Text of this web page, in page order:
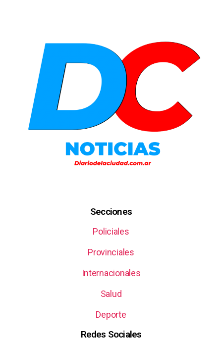
Secciones
Policiales
Provinciales
Internacionales
Salud
Deporte
Redes Sociales